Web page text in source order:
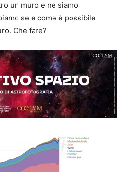
un muro e ne siamo
se e come è possibile
Che fare?